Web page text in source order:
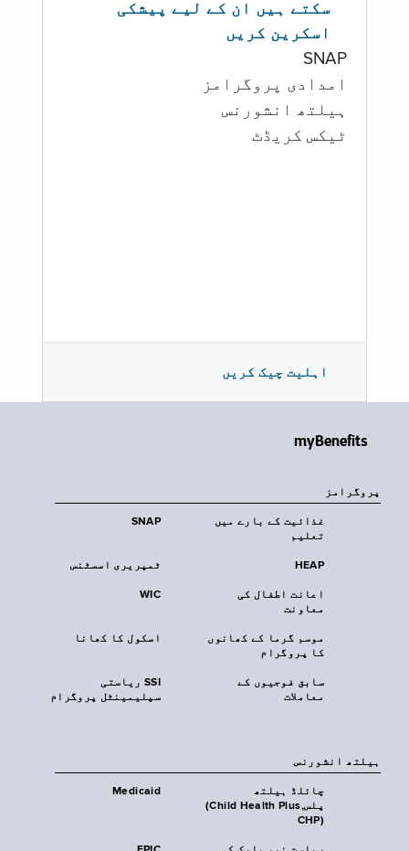
سکتے ہیں ان کے لیے پیشکی
اسکرین کریں
SNAP
امدادی پروگرامز
‏ہیلتھ انشورنس
ٹیکس کریڈٹ
اہلیت چیک کریں
myBenefits
پروگرامز
SNAP
غذائیت کے بارے میں
تعلیم
ٹمپریری اسسٹنس HEAP
WIC
اعانت اطفال کی
معاونت
اسکول کا کھانا
موسم گرما کے کھانوں
کا پروگرام
SSI ریاستی
سپلیمینٹل پروگرام
سابق فوجیوں کے
معاملات
‏ہیلتھ انشورنس
Medicaid
چائلڈ ہیلتھ
پلس‎(Child Health Plus,
CHP)‎